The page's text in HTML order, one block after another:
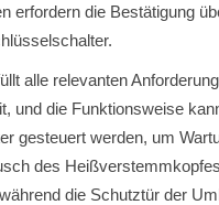
erfordern die Bestätigung
alle relevanten
und die Funktionsweise
gesteuert werden, um
des Heißverstemmkopfes
die Schutztür der